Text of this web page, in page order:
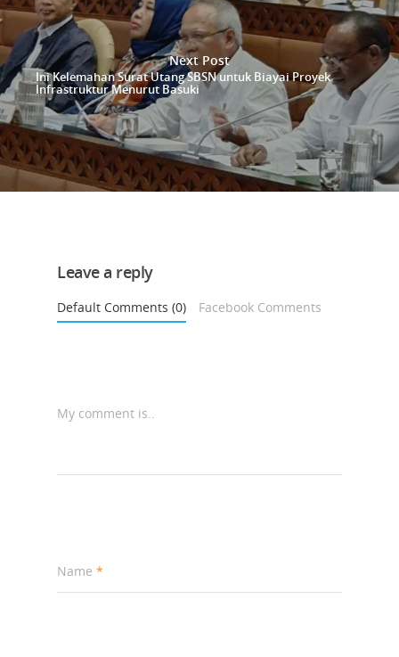
Next Post
Ini Kelemahan Surat Utang SBSN untuk Biayai Proyek
Infrastruktur Menurut Basuki
Leave a reply
Default Comments (0) Facebook Comments
My comment is..
Name *